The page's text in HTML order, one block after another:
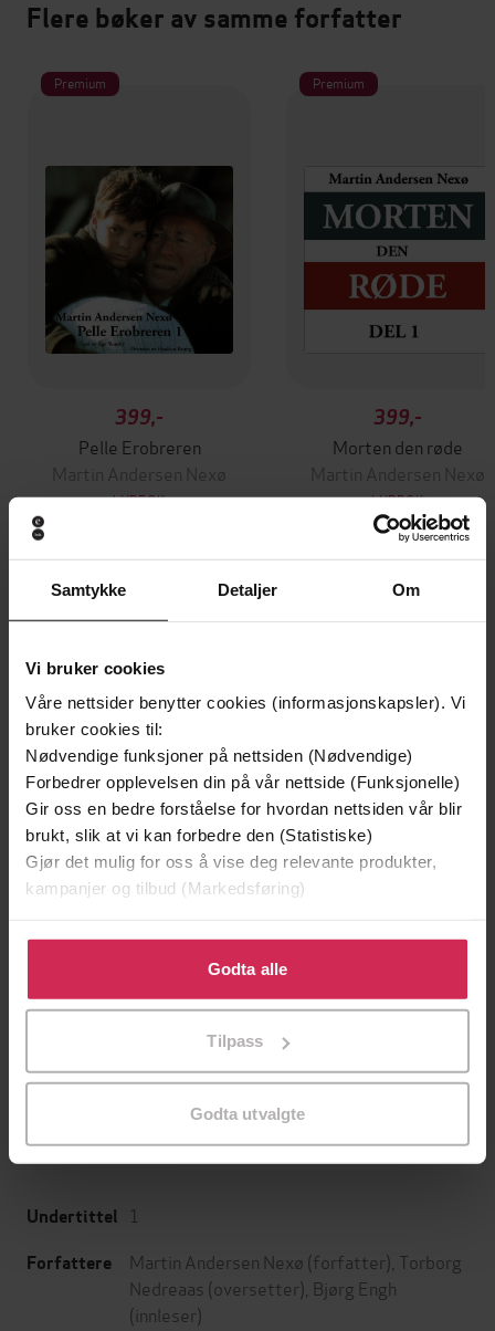
Samtykke Detaljer Om
Vi bruker cookies
Våre nettsider benytter cookies (informasjonskapsler). Vi
bruker cookies til:
Nødvendige funksjoner på nettsiden (Nødvendige)
Forbedrer opplevelsen din på vår nettside (Funksjonelle)
Gir oss en bedre forståelse for hvordan nettsiden vår blir
brukt, slik at vi kan forbedre den (Statistiske)
Gjør det mulig for oss å vise deg relevante produkter,
kampanjer og tilbud (Markedsføring)
Klikk på «Godta alle» for å gi oss ditt samtykke til å
bruke cookies for alle disse formålene. Du kan også
tilpasse ditt samtykke til spesifikke formål ved å klikke
Godta alle
Tilpass
Godta utvalgte
Flere bøker av samme forfatter
Premium
399,-
Pelle Erobreren
Martin Andersen Nexø
LYDBOK
Premium
399,-
Morten den røde
Martin Andersen Nexø
LYDBOK
Andre har også kjøpt
Premium
149,-
Jenta som ble igjen
Jojo Moyes
199,-
Zeshan Shakar
Undertittel 1
Forfattere Martin Andersen Nexø (forfatter), Torborg
Nedreaas (oversetter), Bjørg Engh
(innleser)